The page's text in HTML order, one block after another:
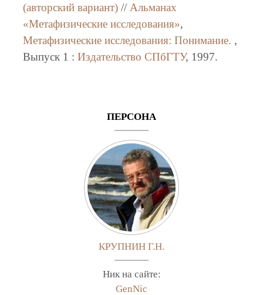
(авторский вариант)// Альманах
«Метафизические исследования»,
Метафизические исследования: Понимание. ,
Выпуск 1 : Издательство СПбГТУ, 1997.
ПЕРСОНА
КРУПНИН Г.Н.
Ник на сайте:
GenNic